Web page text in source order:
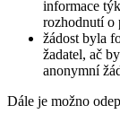
informace
rozhodnutí o
žádost byla
žadatel, ač
anonymní
Dále je možno